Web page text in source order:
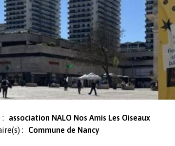
:
association NALO Nos Amis Les Oiseaux
:
Commune de Nancy